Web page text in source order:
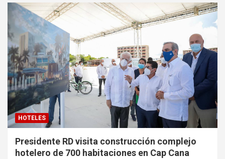
HOTELES
Presidente RD visita construcción complejo
hotelero de 700 habitaciones en Cap Cana